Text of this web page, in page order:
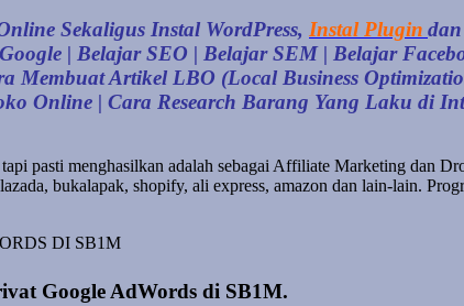
Sekaligus Instal WordPress, Instal Plugin
| Belajar SEO | Belajar SEM | Belajar
Membuat Artikel LBO (Local Business
Online | Cara Research Barang Yang Laku di
pasti menghasilkan adalah sebagai Affiliate Marketing dan
bukalapak, shopify, ali express, amazon dan lain-lain.
Google AdWords di SB1M.